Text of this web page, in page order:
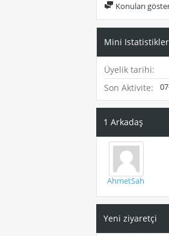
Konuları
Mini Istatistikler
Üyelik tarihi
Son Aktivite
1 Arkadaş
Yeni ziyaretçi